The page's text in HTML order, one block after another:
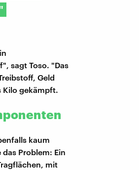
sagt Toso. "Das
Geld
Kilo gekämpft.
kaum
Problem: Ein
mit